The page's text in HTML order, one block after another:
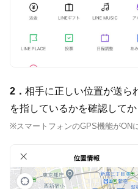
2． 相手に正しい位置が送ら
を指しているかを確認してか
※スマートフォンのGPS機能がON